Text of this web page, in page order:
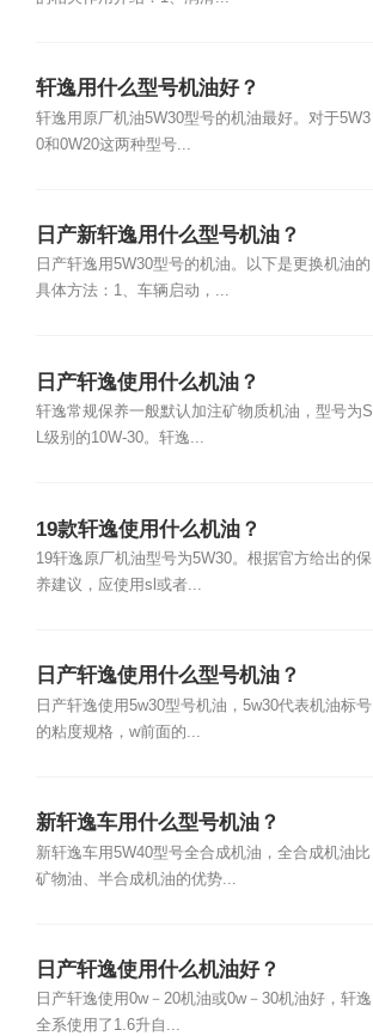
轩逸用什么型号机油好？
轩逸用原厂机油5W30型号的机油最好。对于5W3
0和0W20这两种型号...
日产新轩逸用什么型号机油？
日产轩逸用5W30型号的机油。以下是更换机油的
具体方法：1、车辆启动，...
日产轩逸使用什么机油？
轩逸常规保养一般默认加注矿物质机油，型号为S
L级别的10W-30。轩逸...
19款轩逸使用什么机油？
19轩逸原厂机油型号为5W30。根据官方给出的保
养建议，应使用sl或者...
日产轩逸使用什么型号机油？
日产轩逸使用5w30型号机油，5w30代表机油标号
的粘度规格，w前面的...
新轩逸车用什么型号机油？
新轩逸车用5W40型号全合成机油，全合成机油比
矿物油、半合成机油的优势...
日产轩逸使用什么机油好？
日产轩逸使用0w－20机油或0w－30机油好，轩逸
全系使用了1.6升自...